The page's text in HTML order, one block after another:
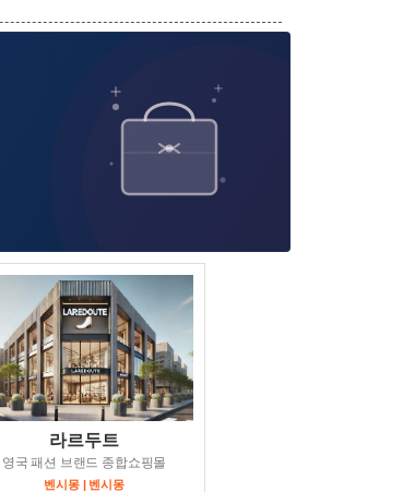
라르두트
영국 패션 브랜드 종합쇼핑몰
벤시몽 | 벤시몽